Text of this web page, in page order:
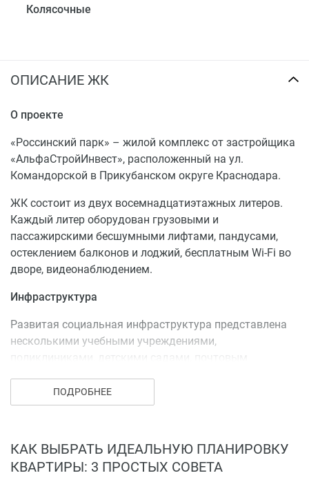
Колясочные
ОПИСАНИЕ ЖК
О проекте
«Россинский парк» – жилой комплекс от застройщика
«АльфаСтройИнвест», расположенный на ул.
Командорской в Прикубанском округе Краснодара.
ЖК состоит из двух восемнадцатиэтажных литеров.
Каждый литер оборудован грузовыми и
пассажирскими бесшумными лифтами, пандусами,
остеклением балконов и лоджий, бесплатным Wi-Fi во
дворе, видеонаблюдением.
Инфраструктура
Развитая социальная инфраструктура представлена
несколькими учебными учреждениями,
Поблизости находятся несколько крупных торговых и
развлекательных центров, СБС «Мегамолл», ТРК
10 минут.
ПОДРОБНЕЕ
КАК ВЫБРАТЬ ИДЕАЛЬНУЮ ПЛАНИРОВКУ
КВАРТИРЫ: 3 ПРОСТЫХ СОВЕТА